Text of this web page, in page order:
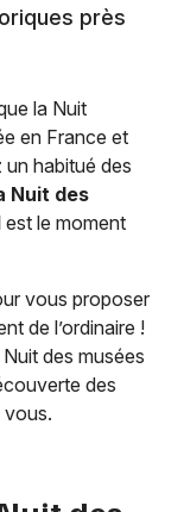
près
la Nuit
en France et
habitué des
Nuit des
est le moment
vous proposer
de l’ordinaire !
des musées
des
vous.